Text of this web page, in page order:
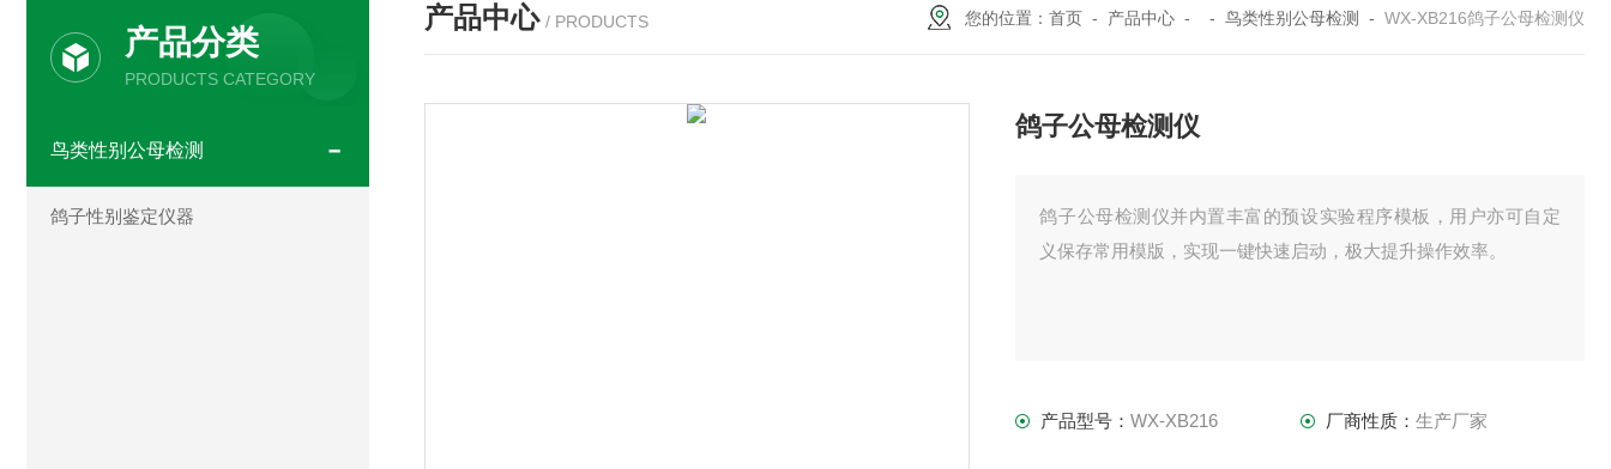
产品分类
PRODUCTS CATEGORY
鸟类性别公母检测
鸽子性别鉴定仪器
产品中心 / PRODUCTS 您的位置： 首页 - 产品中心 - - 鸟类性别公母检测 - WX-XB216鸽子公母检测仪
鸽子公母检测仪
鸽子公母检测仪并内置丰富的预设实验程序模板，用户亦可自定
义保存常用模版，实现一键快速启动，极大提升操作效率。
产品型号：WX-XB216 厂商性质： 生产厂家